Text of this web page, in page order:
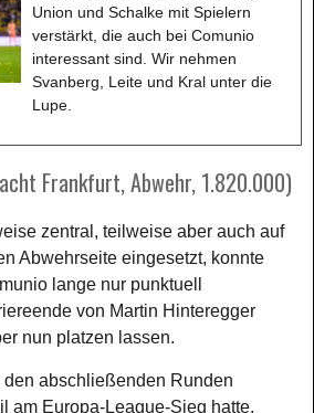
Union und Schalke mit Spielern
verstärkt, die auch bei Comunio
interessant sind. Wir nehmen
Svanberg, Leite und Kral unter die
Lupe.
Frankfurt, Abwehr, 1.820.000)
zentral, teilweise aber auch auf
Abwehrseite eingesetzt, konnte
lange nur punktuell
von Martin Hinteregger
nun platzen lassen.
den abschließenden Runden
am Europa-League-Sieg hatte,